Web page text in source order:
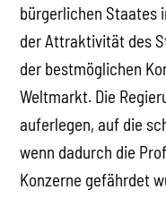
bürgerlichen Staates
der Attraktivität des
der bestmöglichen
Weltmarkt. Die
auferlegen, auf die
wenn dadurch die
Konzerne gefährdet